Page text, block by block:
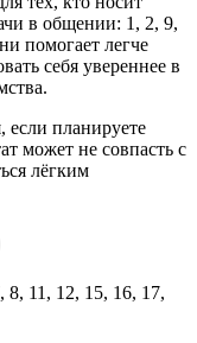
в общении: 1, 2, 9,
помогает легче
себя увереннее в
если планируете
может не совпасть с
лёгким
11, 12, 15, 16, 17,